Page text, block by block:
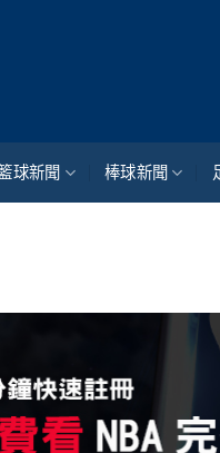
球新聞 棒球新聞